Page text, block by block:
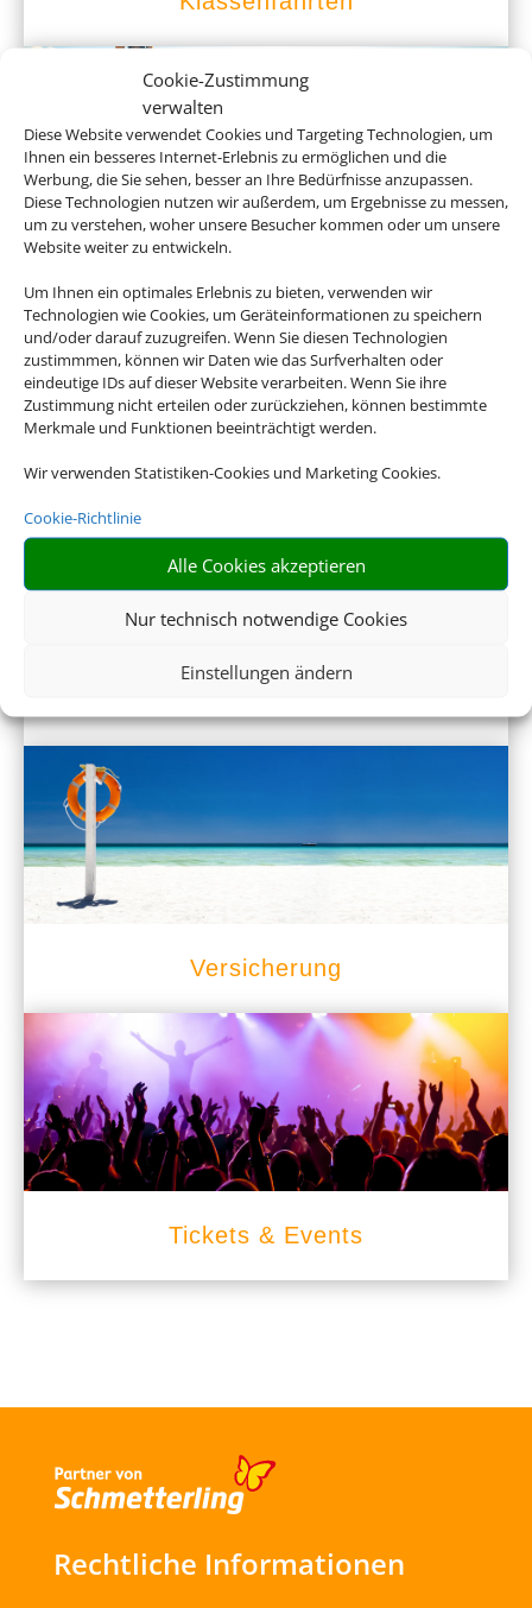
Cookie-Zustimmung
verwalten
Diese Website verwendet Cookies und Targeting Technologien, um
Ihnen ein besseres Internet-Erlebnis zu ermöglichen und die
Werbung, die Sie sehen, besser an Ihre Bedürfnisse anzupassen.
Diese Technologien nutzen wir außerdem, um Ergebnisse zu messen,
um zu verstehen, woher unsere Besucher kommen oder um unsere
Website weiter zu entwickeln.
Um Ihnen ein optimales Erlebnis zu bieten, verwenden wir
Technologien wie Cookies, um Geräteinformationen zu speichern
und/oder darauf zuzugreifen. Wenn Sie diesen Technologien
zustimmmen, können wir Daten wie das Surfverhalten oder
eindeutige IDs auf dieser Website verarbeiten. Wenn Sie ihre
Zustimmung nicht erteilen oder zurückziehen, können bestimmte
Merkmale und Funktionen beeinträchtigt werden.
Wir verwenden Statistiken-Cookies und Marketing Cookies.
Cookie-Richtlinie
Alle Cookies akzeptieren
Nur technisch notwendige Cookies
Einstellungen ändern
Empfehlungen für Ihre Reise
Sinnvolle Extras, die oft dazu gebucht werden.
Versicherung
Tickets & Events
Rechtliche Informationen